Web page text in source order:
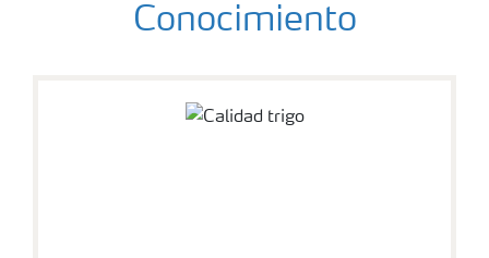
Conocimiento